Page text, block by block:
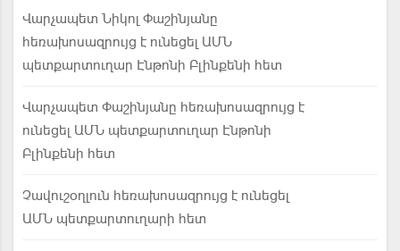
Վարչապետ Նիկոլ Փաշինյանը
հեռախոսազրույց է ունեցել ԱՄՆ
պետքարտուղար Էնթոնի Բլինքենի հետ
Վարչապետ Փաշինյանը հեռախոսազրույց է
ունեցել ԱՄՆ պետքարտուղար Էնթոնի
Բլինքենի հետ
Չավուշօղլուն հեռախոսազրույց է ունեցել
ԱՄՆ պետքարտուղարի հետ